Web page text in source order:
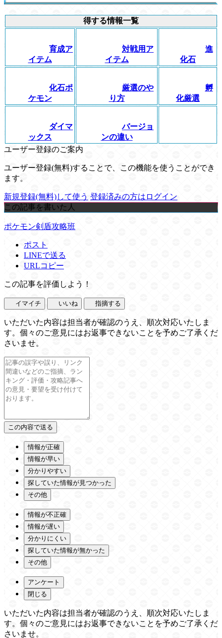
得する情報一覧
育成ア
イテム
対戦用ア
イテム
進
化石
化石ポ
ケモン
厳選のや
り方
孵
化厳選
ダイマ
ックス
バージョ
ンの違い
ユーザー登録のご案内
ユーザー登録(無料)することで、この機能を使うことができ
ます。
新規登録(無料)して使う 登録済みの方はログイン
この記事を書いた人
ポケモン剣盾攻略班
ポスト
LINEで送る
URLコピー
この記事を評価しよう！
イマイチ いいね 指摘する
いただいた内容は担当者が確認のうえ、順次対応いたしま
す。個々のご意見にはお返事できないことを予めご了承くだ
さいませ。
情報が正確
情報が早い
分かりやすい
探していた情報が見つかった
その他
情報が不正確
情報が遅い
分かりにくい
探していた情報が無かった
その他
アンケート
閉じる
いただいた内容は担当者が確認のうえ、順次対応いたしま
す。個々のご意見にはお返事できないことを予めご了承くだ
さいませ。